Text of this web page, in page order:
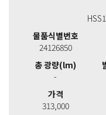
물품식별번호
24126850
총 광량(lm)
-
가격
313,000